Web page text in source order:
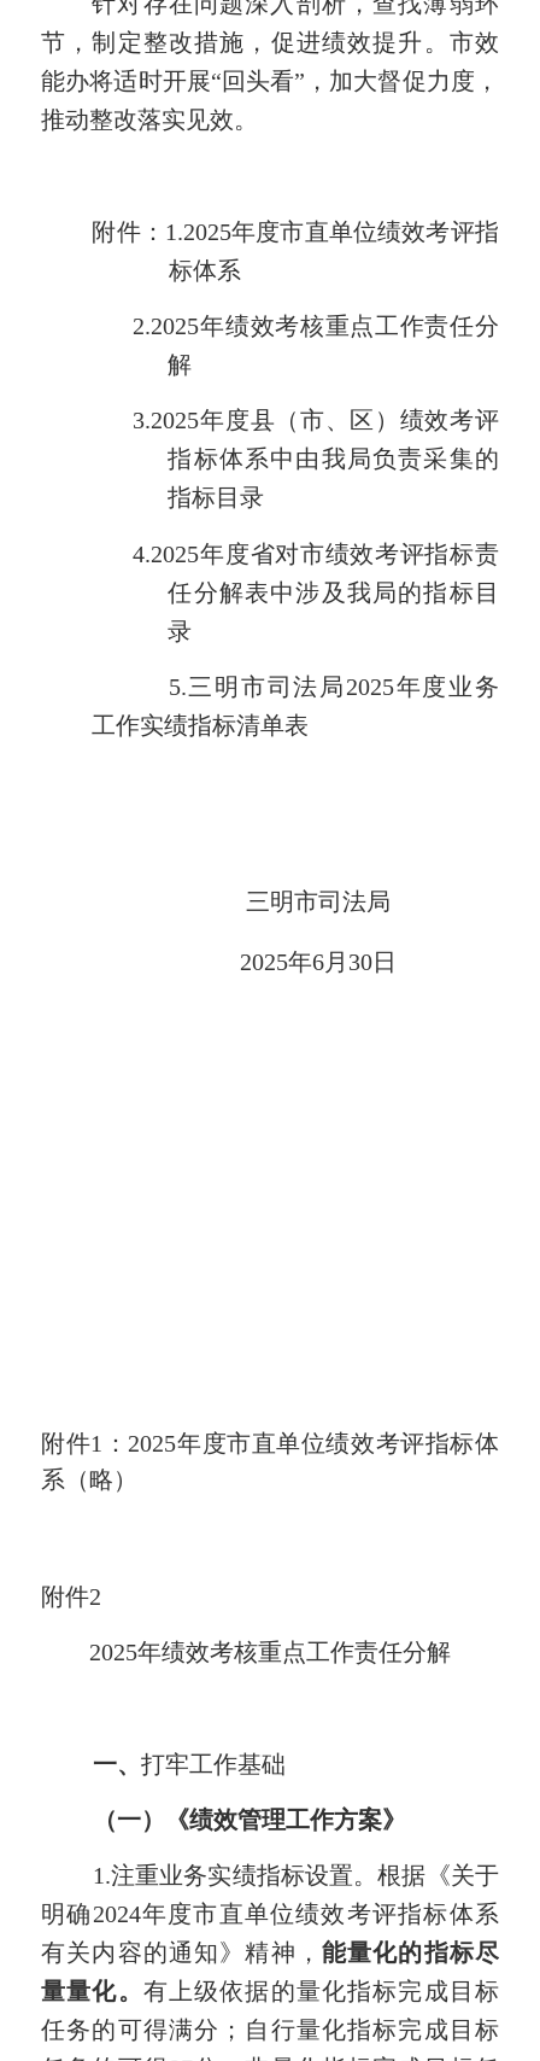
节，制定整改措施，促进绩效提升。市效
能办将适时开展“回头看”，加大督促力度，
推动整改落实见效。
附件：1.2025年度市直单位绩效考评指
标体系
2.2025年绩效考核重点工作责任分
解
3.2025年度县（市、区）绩效考评
指标体系中由我局负责采集的
指标目录
4.2025年度省对市绩效考评指标责
任分解表中涉及我局的指标目
录
5.三明市司法局2025年度业务
工作实绩指标清单表
三明市司法局
2025年6月30日
附件1： 2025年度市直单位绩效考评指标体
系（略）
附件2
2025年绩效考核重点工作责任分解
一、 打牢工作基础
（一）《绩效管理工作方案》
1.注重业务实绩指标设置。根据《关于
明确2024年度市直单位绩效考评指标体系
有关内容的通知》精神， 能量化的指标尽
量量化。 有上级依据的量化指标完成目标
任务的可得满分；自行量化指标完成目标